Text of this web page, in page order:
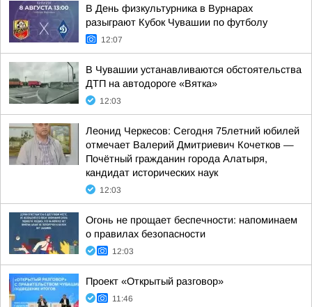
В День физкультурника в Вурнарах
разыграют Кубок Чувашии по футболу
12:07
В Чувашии устанавливаются обстоятельства
ДТП на автодороге «Вятка»
12:03
Леонид Черкесов: Сегодня 75летний юбилей
отмечает Валерий Дмитриевич Кочетков —
Почётный гражданин города Алатыря,
кандидат исторических наук
12:03
Огонь не прощает беспечности: напоминаем
о правилах безопасности
12:03
Проект «Открытый разговор»
11:46